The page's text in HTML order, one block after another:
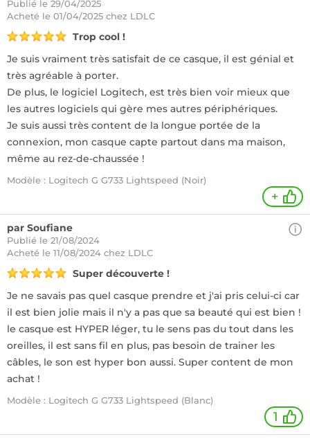
Publié le 29/04/2025
Acheté le 01/04/2025 chez LDLC
Trop cool !
Je suis vraiment très satisfait de ce casque, il est génial et
très agréable à porter.
De plus, le logiciel Logitech, est très bien voir mieux que
les autres logiciels qui gère mes autres périphériques.
Je suis aussi très content de la longue portée de la
connexion, mon casque capte partout dans ma maison,
même au rez-de-chaussée !
Modèle : Logitech G G733 Lightspeed (Noir)
+
par Soufiane
Publié le 21/08/2024
Acheté le 11/08/2024 chez LDLC
Super découverte !
Je ne savais pas quel casque prendre et j'ai pris celui-ci car
il est bien jolie mais il n'y a pas que sa beauté qui est bien !
le casque est HYPER léger, tu le sens pas du tout dans les
oreilles, il est sans fil en plus, pas besoin de trainer les
câbles, le son est hyper bon aussi. Super content de mon
achat !
Modèle : Logitech G G733 Lightspeed (Blanc)
1